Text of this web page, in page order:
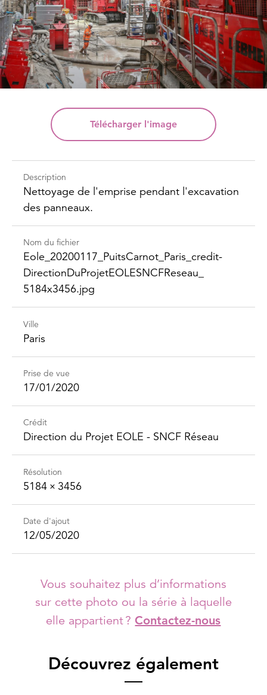
Télécharger l'image
Description
Nettoyage de l'emprise pendant l'excavation
des panneaux.
Nom du fichier
Eole_​20200117_​Puits​Carnot_​Paris_​credit-​
Direction​DuProjet​EOLESNCFReseau_​
5184x3456.jpg
Ville
Paris
Prise de vue
17/01/2020
Crédit
Direction du Projet EOLE - SNCF Réseau
Résolution
5184 × 3456
Date d'ajout
12/05/2020
Vous souhaitez plus d’informations
sur cette photo ou la série à laquelle
elle appartient ? Contactez-nous
Découvrez également